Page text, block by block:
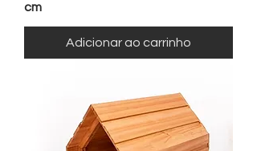
cm
Adicionar ao carrinho